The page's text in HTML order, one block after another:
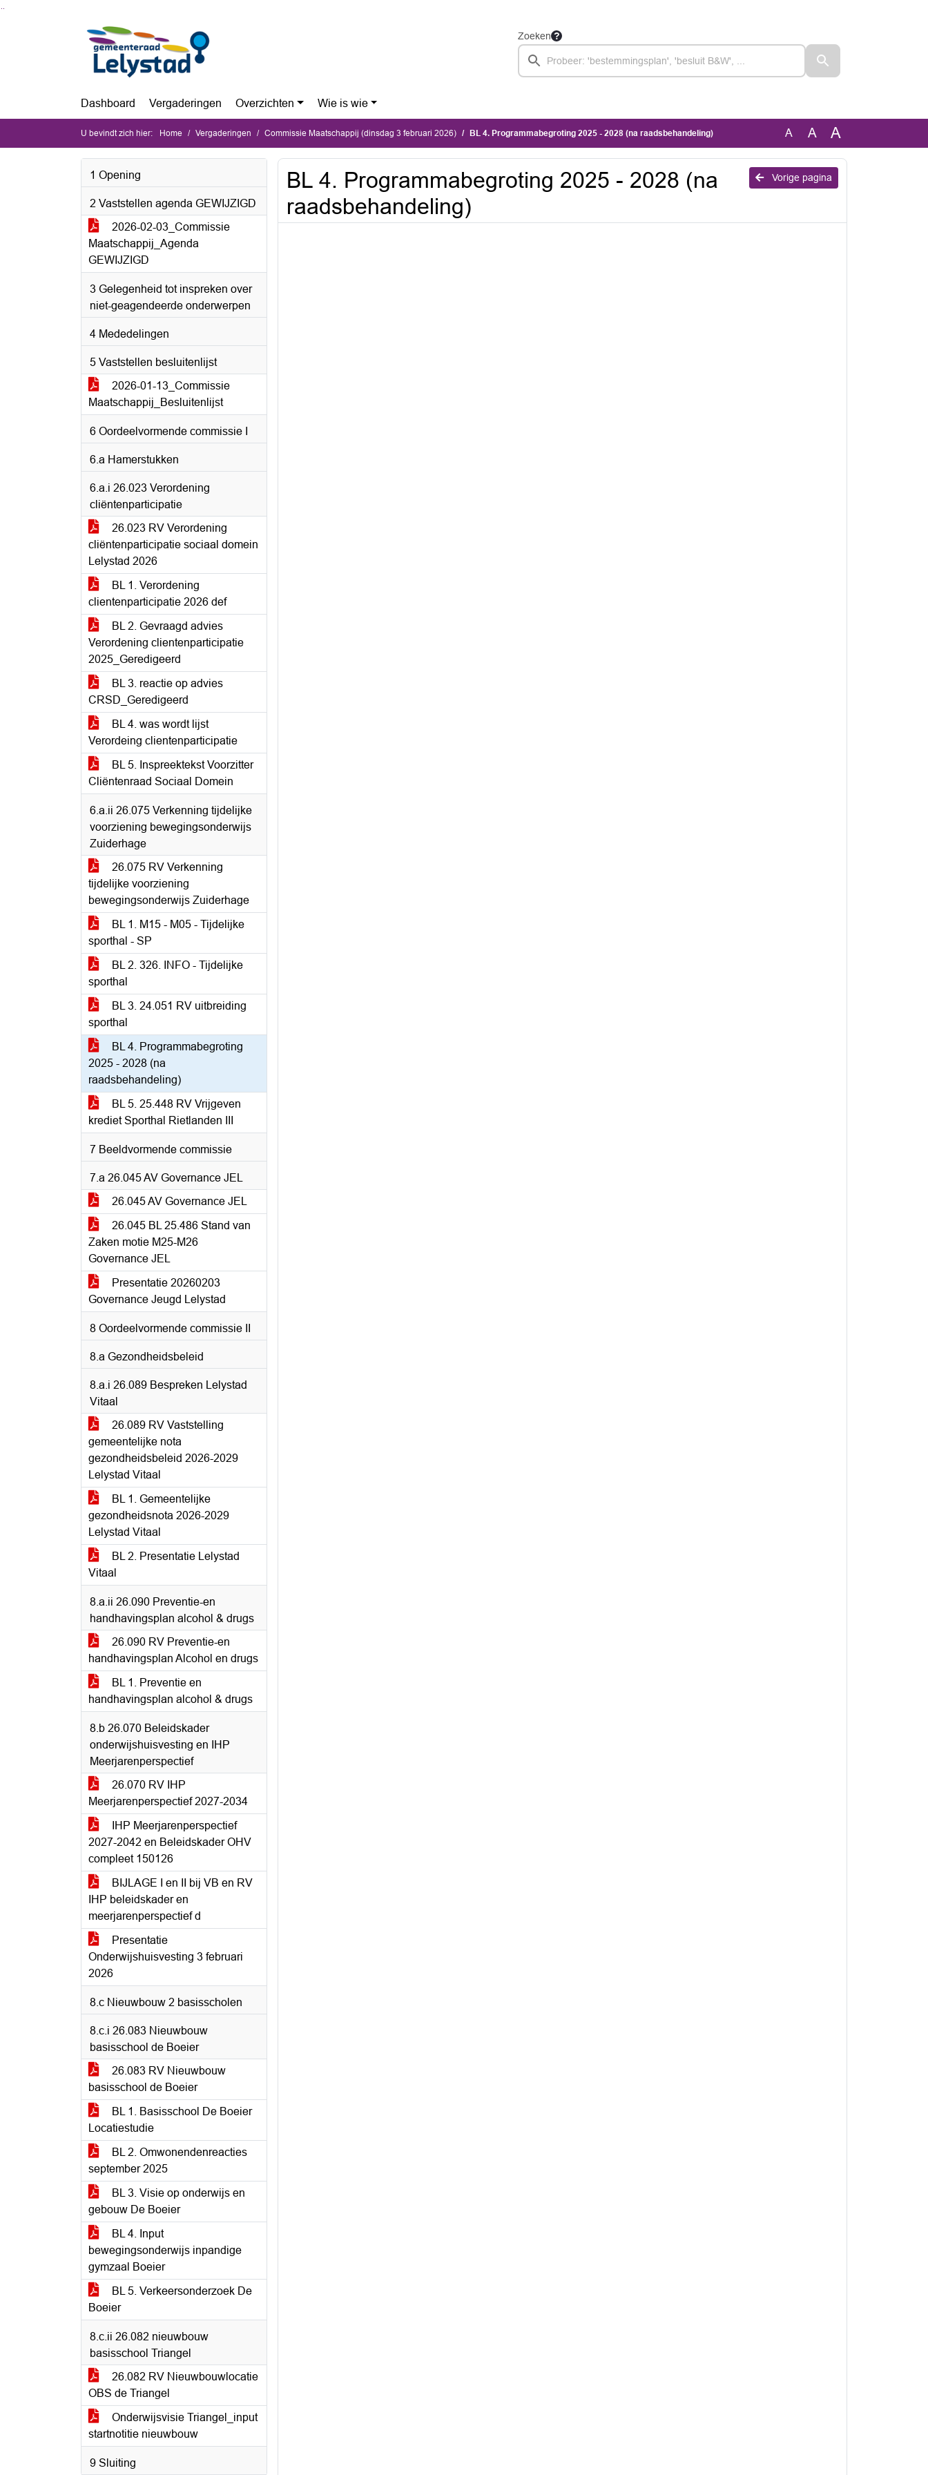
Zoeken
Dashboard Vergaderingen Overzichten Wie is wie
U bevindt zich hier: Home Vergaderingen Commissie Maatschappij (dinsdag 3 februari 2026) BL 4. Programmabegroting 2025 - 2028 (na raadsbehandeling) A A A
1 Opening
2 Vaststellen agenda GEWIJZIGD
2026-02-03_Commissie
Maatschappij_Agenda
GEWIJZIGD
3 Gelegenheid tot inspreken over
niet-geagendeerde onderwerpen
4 Mededelingen
5 Vaststellen besluitenlijst
2026-01-13_Commissie
Maatschappij_Besluitenlijst
6 Oordeelvormende commissie I
6.a Hamerstukken
6.a.i 26.023 Verordening
cliëntenparticipatie
26.023 RV Verordening
cliëntenparticipatie sociaal domein
Lelystad 2026
BL 1. Verordening
clientenparticipatie 2026 def
BL 2. Gevraagd advies
Verordening clientenparticipatie
2025_Geredigeerd
BL 3. reactie op advies
CRSD_Geredigeerd
BL 4. was wordt lijst
Verordeing clientenparticipatie
BL 5. Inspreektekst Voorzitter
Cliëntenraad Sociaal Domein
6.a.ii 26.075 Verkenning tijdelijke
voorziening bewegingsonderwijs
Zuiderhage
26.075 RV Verkenning
tijdelijke voorziening
bewegingsonderwijs Zuiderhage
BL 1. M15 - M05 - Tijdelijke
sporthal - SP
BL 2. 326. INFO - Tijdelijke
sporthal
BL 3. 24.051 RV uitbreiding
sporthal
BL 4. Programmabegroting
2025 - 2028 (na
raadsbehandeling)
BL 5. 25.448 RV Vrijgeven
krediet Sporthal Rietlanden III
7 Beeldvormende commissie
7.a 26.045 AV Governance JEL
26.045 AV Governance JEL
26.045 BL 25.486 Stand van
Zaken motie M25-M26
Governance JEL
Presentatie 20260203
Governance Jeugd Lelystad
8 Oordeelvormende commissie II
8.a Gezondheidsbeleid
8.a.i 26.089 Bespreken Lelystad
Vitaal
26.089 RV Vaststelling
gemeentelijke nota
gezondheidsbeleid 2026-2029
Lelystad Vitaal
BL 1. Gemeentelijke
gezondheidsnota 2026-2029
Lelystad Vitaal
BL 2. Presentatie Lelystad
Vitaal
8.a.ii 26.090 Preventie-en
handhavingsplan alcohol & drugs
26.090 RV Preventie-en
handhavingsplan Alcohol en drugs
BL 1. Preventie en
handhavingsplan alcohol & drugs
8.b 26.070 Beleidskader
onderwijshuisvesting en IHP
Meerjarenperspectief
26.070 RV IHP
Meerjarenperspectief 2027-2034
IHP Meerjarenperspectief
2027-2042 en Beleidskader OHV
compleet 150126
BIJLAGE I en II bij VB en RV
IHP beleidskader en
meerjarenperspectief d
Presentatie
Onderwijshuisvesting 3 februari
2026
8.c Nieuwbouw 2 basisscholen
8.c.i 26.083 Nieuwbouw
basisschool de Boeier
26.083 RV Nieuwbouw
basisschool de Boeier
BL 1. Basisschool De Boeier
Locatiestudie
BL 2. Omwonendenreacties
september 2025
BL 3. Visie op onderwijs en
gebouw De Boeier
BL 4. Input
bewegingsonderwijs inpandige
gymzaal Boeier
BL 5. Verkeersonderzoek De
Boeier
8.c.ii 26.082 nieuwbouw
basisschool Triangel
26.082 RV Nieuwbouwlocatie
OBS de Triangel
Onderwijsvisie Triangel_input
startnotitie nieuwbouw
9 Sluiting
Vorige pagina
BL 4. Programmabegroting 2025 - 2028 (na
raadsbehandeling)